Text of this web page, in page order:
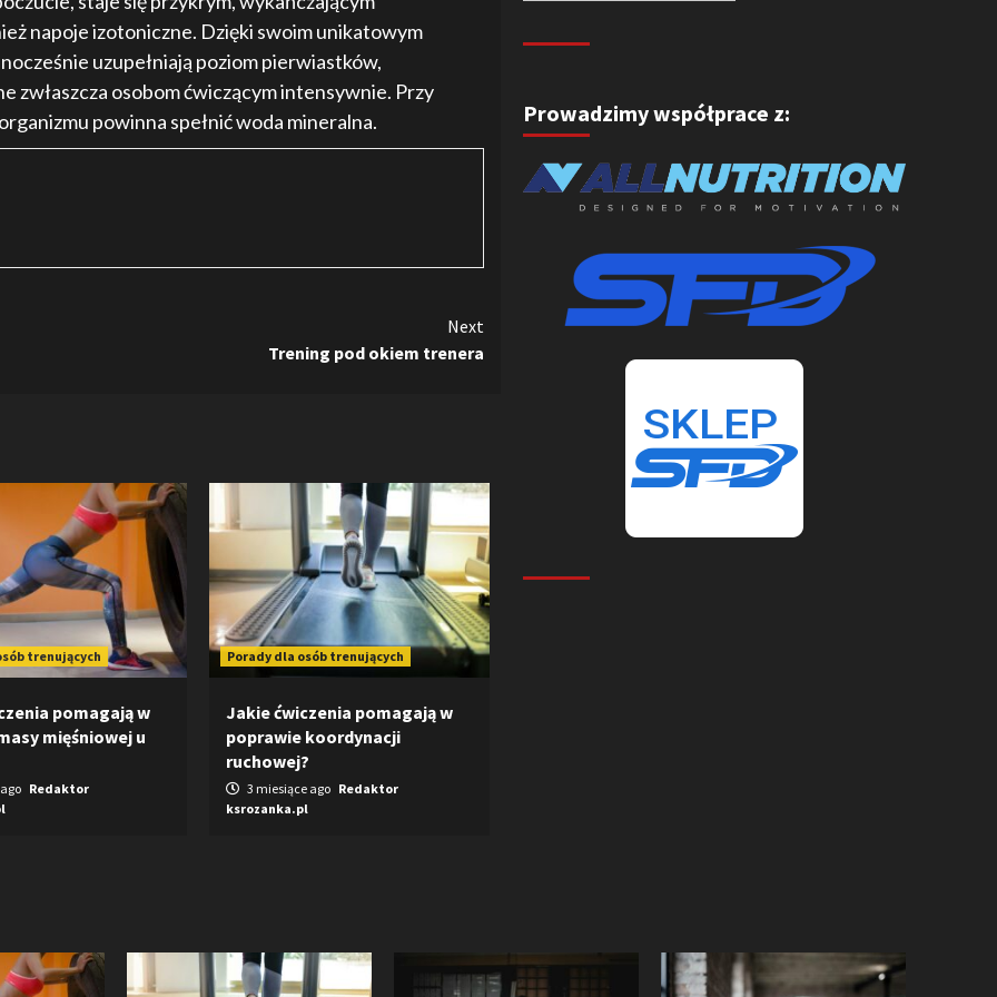
napoje izotoniczne. Dzięki swoim unikatowym
uzupełniają poziom pierwiastków,
zwłaszcza osobom ćwiczącym intensywnie. Przy
powinna spełnić woda mineralna.
Next
Trening pod okiem trenera
trenujących
pomagają w
mięśniowej u
Redaktor
Porady dla osób trenujących
Jakie ćwiczenia pomagają w
poprawie koordynacji
ruchowej?
3 miesiące ago Redaktor
ksrozanka.pl
Prowadzimy współprace z: